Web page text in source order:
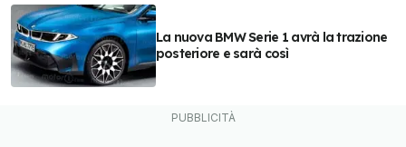
La nuova BMW Serie 1 avrà la trazione
posteriore e sarà così